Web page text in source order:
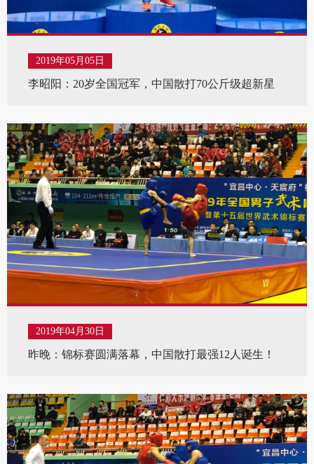
2019年05月05日
李昭阳：20岁全国冠军，中国散打70公斤级超新星
2019年04月30日
昨晚：锦标赛圆满落幕，中国散打最强12人诞生！